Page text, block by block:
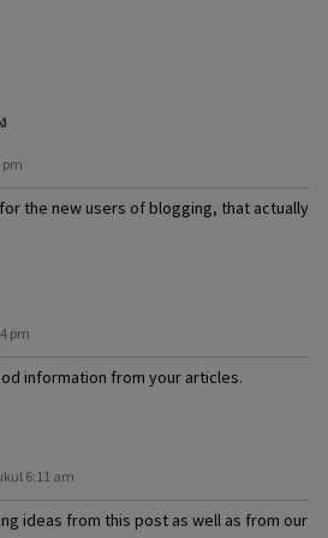
pm
the new users of blogging, that actually
pm
information from your articles.
6:11 am
ideas from this post as well as from our